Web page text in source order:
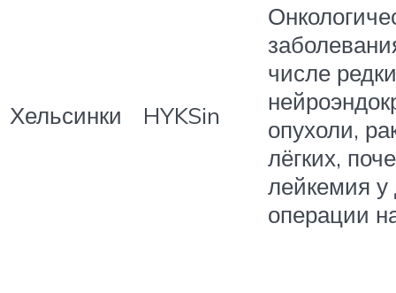
Хельсинки HYKSin
числе
опухоли,
лёгких,
лейкемия у
операции